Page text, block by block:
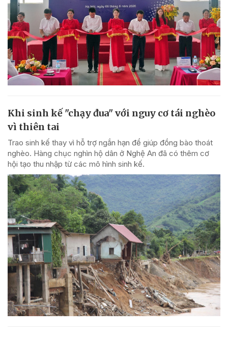
Khi sinh kế "chạy đua" với nguy cơ tái nghèo
vì thiên tai
Trao sinh kế thay vì hỗ trợ ngắn hạn để giúp đồng bào thoát
nghèo. Hàng chục nghìn hộ dân ở Nghệ An đã có thêm cơ
hội tạo thu nhập từ các mô hình sinh kế.